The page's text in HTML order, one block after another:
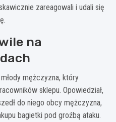
zareagowali i udali się
na
mężczyzna, który
sklepu. Opowiedział,
do niego obcy mężczyzna,
bagietki pod groźbą ataku.